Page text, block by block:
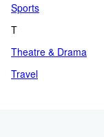
Sports
T
Theatre & Drama
Travel